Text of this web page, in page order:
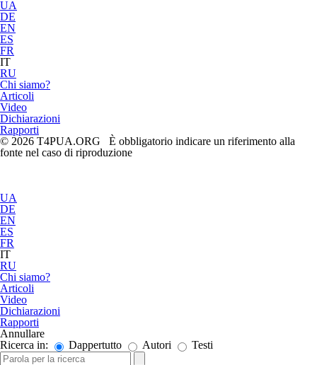
UA
DE
EN
ES
FR
IT
RU
Chi siamo?
Articoli
Video
Dichiarazioni
Rapporti
© 2026 T4PUA.ORG È obbligatorio indicare un riferimento alla
fonte nel caso di riproduzione
UA
DE
EN
ES
FR
IT
RU
Chi siamo?
Articoli
Video
Dichiarazioni
Rapporti
Annullare
Ricerca in:
Dappertutto Autori Testi